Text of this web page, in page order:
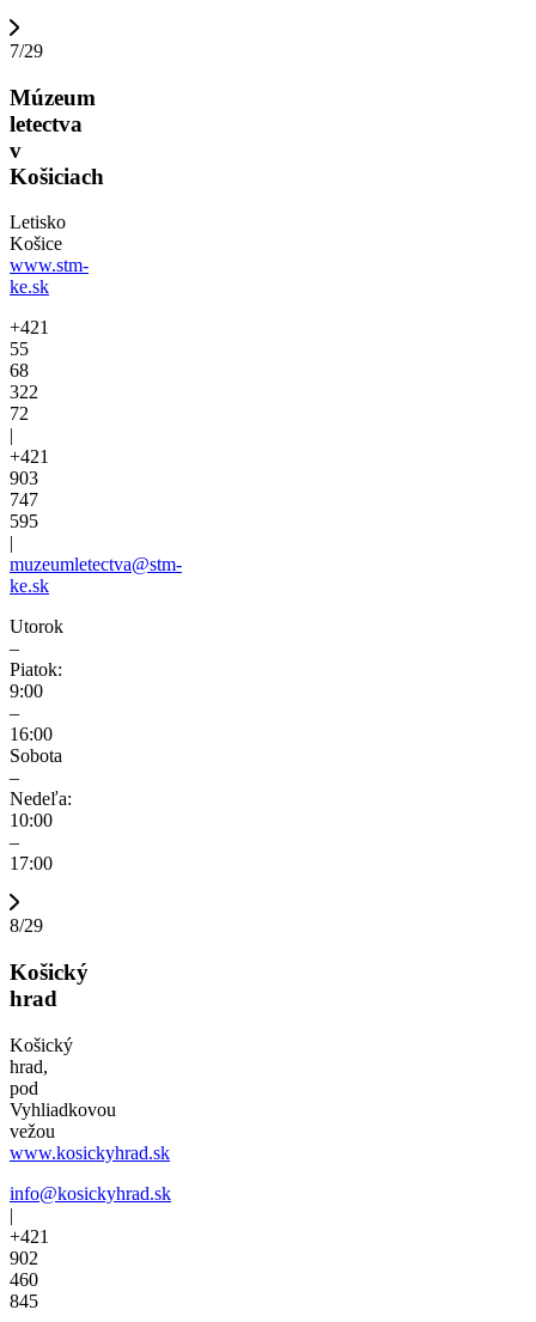
7/29
Múzeum
letectva
v
Košiciach
Letisko
Košice
www.stm-
ke.sk
+421
55
68
322
72
|
+421
903
747
595
|
muzeumletectva@stm-
ke.sk
Utorok
–
Piatok:
9:00
–
16:00
Sobota
–
Nedeľa:
10:00
–
17:00
8/29
Košický
hrad
Košický
hrad,
pod
Vyhliadkovou
vežou
www.kosickyhrad.sk
info@kosickyhrad.sk
|
+421
902
460
845